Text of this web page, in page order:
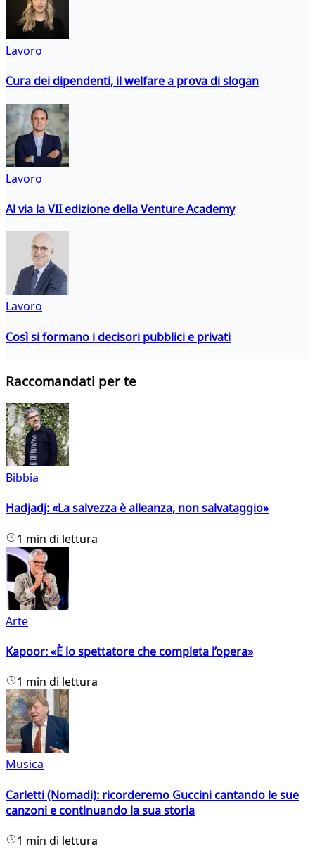
Lavoro
Cura dei dipendenti, il welfare a prova di slogan
Lavoro
Al via la VII edizione della Venture Academy
Lavoro
Così si formano i decisori pubblici e privati
Raccomandati per te
Bibbia
Hadjadj: «La salvezza è alleanza, non salvataggio»
1 min di lettura
Arte
Kapoor: «È lo spettatore che completa l’opera»
1 min di lettura
Musica
Carletti (Nomadi): ricorderemo Guccini cantando le sue
canzoni e continuando la sua storia
1 min di lettura